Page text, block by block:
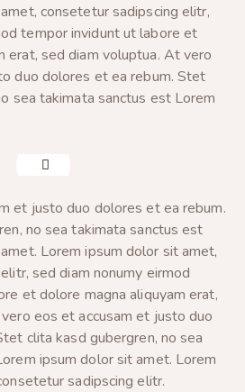
consetetur sadipscing elitr,
tempor invidunt ut labore et
erat, sed diam voluptua. At vero
duo dolores et ea rebum. Stet
sea takimata sanctus est Lorem
et justo duo dolores et ea rebum.
no sea takimata sanctus est
Lorem ipsum dolor sit amet,
sed diam nonumy eirmod
et dolore magna aliquyam erat,
eos et accusam et justo duo
clita kasd gubergren, no sea
ipsum dolor sit amet. Lorem
sadipscing elitr.